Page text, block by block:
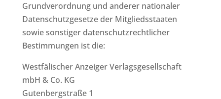
Grundverordnung und anderer nationaler
Datenschutzgesetze der Mitgliedsstaaten
sowie sonstiger datenschutzrechtlicher
Bestimmungen ist die:
Westfälischer Anzeiger Verlagsgesellschaft
mbH & Co. KG
Gutenbergstraße 1